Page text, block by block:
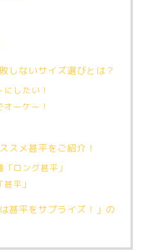
しないサイズ選びとは？
したい！
ーケー！
スメ甚平をご紹介！
ロング甚平」
平」
甚平をサプライズ！」の